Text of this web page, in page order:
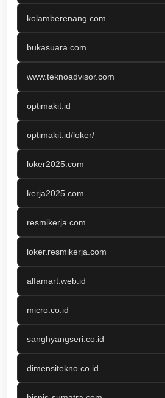
kolamberenang.com
bukasuara.com
www.teknoadvisor.com
optimakit.id
optimakit.id/loker/
loker2025.com
kerja2025.com
resmikerja.com
loker.resmikerja.com
alfamart.web.id
micro.co.id
sanghyangseri.co.id
dimensitekno.co.id